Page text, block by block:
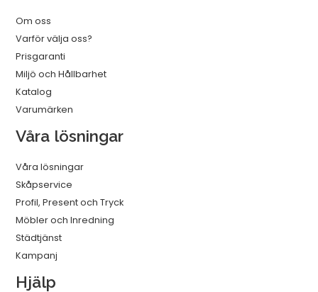
Om oss
Varför välja oss?
Prisgaranti
Miljö och Hållbarhet
Katalog
Varumärken
Våra lösningar
Våra lösningar
Skåpservice
Profil, Present och Tryck
Möbler och Inredning
Städtjänst
Kampanj
Hjälp